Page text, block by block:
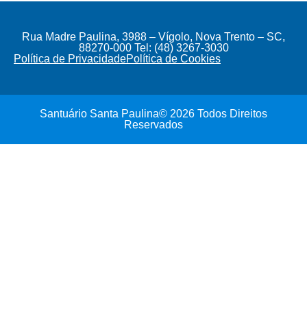
Rua Madre Paulina, 3988 – Vígolo, Nova Trento – SC,
88270-000 Tel: (48) 3267-3030
Política de PrivacidadePolítica de Cookies
Santuário Santa Paulina© 2026 Todos Direitos
Reservados